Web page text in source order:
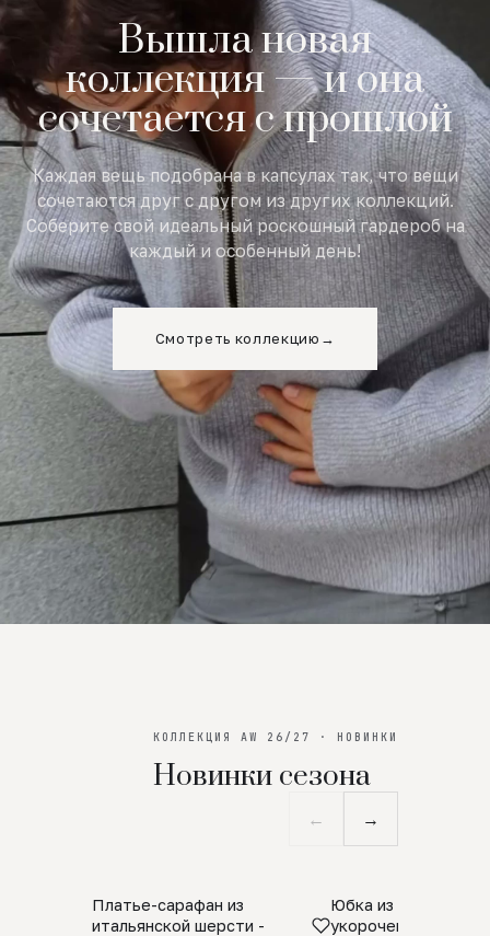
Вышла новая
коллекция — и она
сочетается с прошлой
Каждая вещь подобрана в капсулах так, что вещи
сочетаются друг с другом из других коллекций.
Соберите свой идеальный роскошный гардероб на
каждый и особенный день!
Смотреть коллекцию →
КОЛЛЕКЦИЯ AW 26/27 · НОВИНКИ
Новинки сезона
← →
SALE
Платье-сарафан из
итальянской шерсти -
ПРЕДЗАКАЗ
Юбка из
укороченная с